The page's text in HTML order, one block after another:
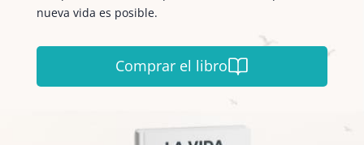
nueva vida es posible.
Comprar el libro